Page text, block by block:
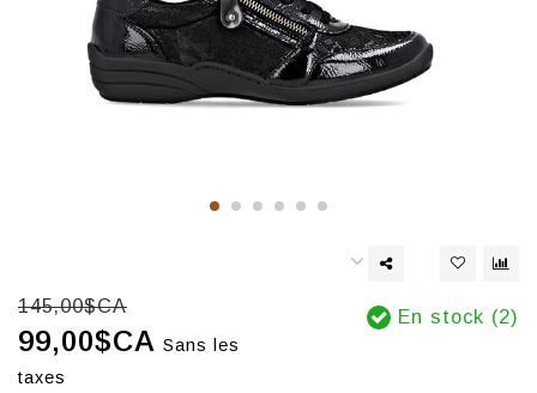
145,00$CA
99,00$CA Sans les
taxes
En stock (2)